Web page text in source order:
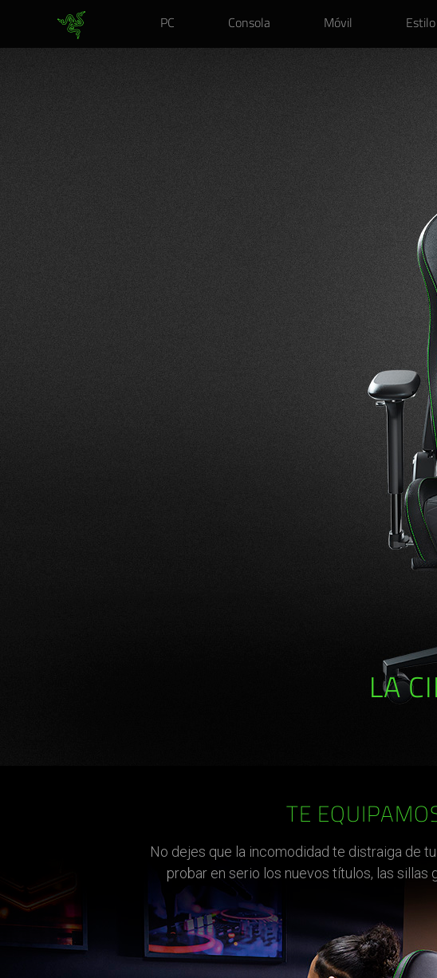
PC Consola Móvil
LA
TE
No dejes que la incomodidad te distraiga de
probar en serio los nuevos títulos, las sillas